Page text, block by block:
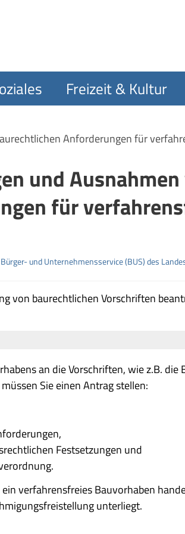
Freizeit & Kultur
Anforderungen für
und
für
Bürger- und Unternehmensservice (BUS) des
von baurechtlichen Vorschriften
an die Vorschriften, wie z.B. die
Sie einen Antrag stellen:
Festsetzungen und
verfahrensfreies Bauvorhaben
unterliegt.